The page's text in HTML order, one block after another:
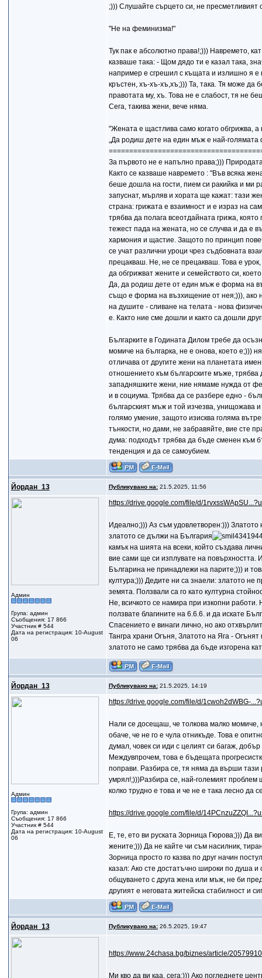
;))) Слушайте сърцето си, не пресметливият
"Не на феминизма!"
Тук пак е абсолютно права!;))) Навремето,
казваше така: - Щом дядо ти е казал така,
например е сгрешил с къщата и излишно я е
кръстен, хъ-хъ-хъ,хъ;))) Та, така. Тя може да
правотата му, хъ. Това не е слабост, тя не
Сега, такива жени, вече няма.
"Жената е щастлива само когато обгрижва, а
„Да родиш дете на един мъж е най-
За първото не е напълно права;)))
Както се казваше навремето : "Във всяка
беше дошла на гости, пием си ракийка и ми
запуснат, мърляв и хората ще кажат: тази
страна: грижата е взаимност и е израз на
трябва да полага всеотдайната грижа,
тежест пада на жената, но се случва и да е
хармония и щастие. Защото по принцип
се учат различни уроци чрез съдбовната
прецакваш. Не, не се прецакваш. Това е
да обгрижват жените и семейството си,
Да, да родиш дете от един мъж е форма на
също е форма на възхищение от нея;))), ако
на душите - сливане на телата - нова
е. Както ние сме дошли и както са дошли
Българките в Годината Дилом требе да
момиче на българка, не е онова, което е;)))
отличава от другите жени на планетата
отношението към българските мъже, трябва
западняшките жени, ние нямаме нужда от
и в социума. Трябва да се разбере едно -
българският мъж и той изчезва, унищожава
голямо умение, защото изисква голяма
тънкости, но дами, не забравяйте, вие сте
дума: подходът трябва да бъде сменен към
тенденция и да се самоубием.
Йордан_13 Публикувано на:21.5.2025, 11:56
Админ
Група: админ
Съобщения: 17 866
Участник # 544
Дата на регистрация: 10-August
06
https://drive.google.com/file/d/
Идеално;))) Аз съм удовлетворен:))) Златото
златото се дължи на България
камък на шията на всеки, който създава
вие сами ще си изплувате на повърхността.
Българина не принадлежи на парите;))) и
култура;))) Дедите ни са знаели: златото не
земята. Ползвали са го като културна
Не, всичкото се намира при изкопни
ползвате благините на 6.6.6. и да искате
Спасението е винаги лично, но ако
Тангра храни Огъня, Златото на Яга -
златото не само трябва да бъде изгорена
Йордан_13 Публикувано на:21.5.2025, 14:19
Админ
Група: админ
Съобщения: 17 866
Участник # 544
Дата на регистрация: 10-August
06
https://drive.google.com/file/d/1cwoh2dWBG-
Нали се досещаш, че толкова малко момиче,
обаче, че не го е чула отникъде. Това е
думал, човек си иди с целият си багаж,
Междувпрочем, това е бъдещата
поправи. Разбира се, тя няма да върши
умрял!;)))Разбира се, най-големият проблем
колко трудно е това и че не е така лесно да
https://drive.google.com/file/d/
E, те, ето ви руската Зорница Гюрова;))) Да
жените;))) Да не кайте чи съм насилник,
Зорница просто го казва по друг начин
казал: Ако сте достатъчно широки по душа
общуването с друга жена или мъж, не би
другият е неговата житейска стабилност и
Йордан_13 Публикувано на:26.5.2025, 19:47
https://www.24chasa.bg/biznes/article/20579910
Ми кво да ви каа, сега;))) Ако погледнете